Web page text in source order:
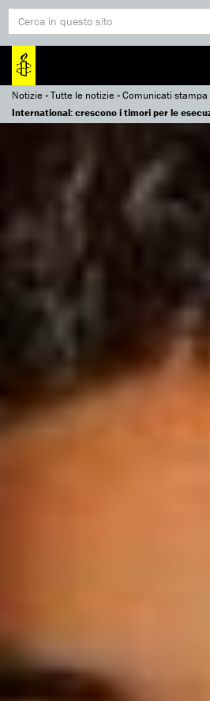
Notizie»Tutte le notizie»Comunicati stampa
International: crescono i timori per le